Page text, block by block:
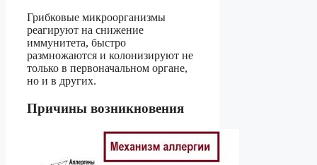
Грибковые микроорганизмы
реагируют на снижение
иммунитета, быстро
размножаются и колонизируют не
только в первоначальном органе,
но и в других.
Причины возникновения